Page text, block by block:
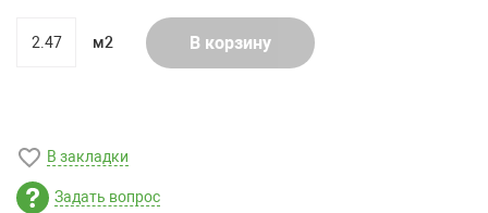
quantity
м2 В корзину
В закладки
Задать вопрос